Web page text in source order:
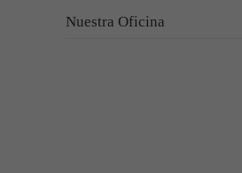
Nuestra Oficina